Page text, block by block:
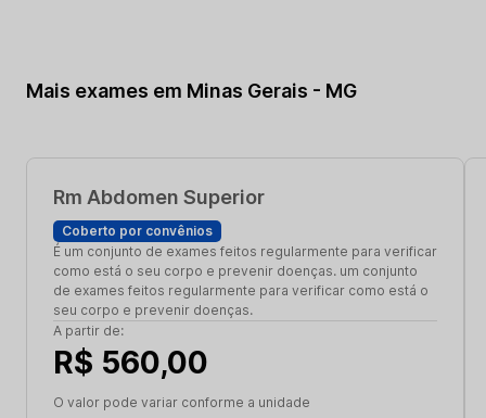
Mais exames em Minas Gerais - MG
Rm Abdomen Superior
Coberto por convênios
É um conjunto de exames feitos regularmente para verificar
como está o seu corpo e prevenir doenças. um conjunto
de exames feitos regularmente para verificar como está o
seu corpo e prevenir doenças.
A partir de:
R$ 560,00
O valor pode variar conforme a unidade